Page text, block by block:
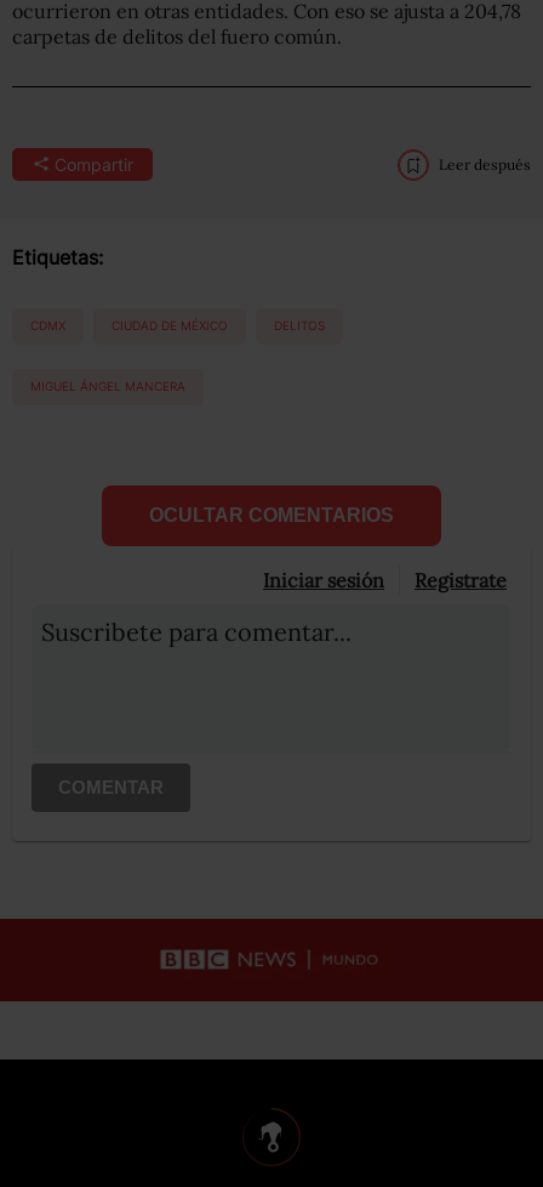
ocurrieron en otras entidades. Con eso se ajusta a 204,78
carpetas de delitos del fuero común.
Compartir Leer después
Etiquetas:
CDMX CIUDAD DE MÉXICO DELITOS
MIGUEL ÁNGEL MANCERA
OCULTAR COMENTARIOS
Iniciar sesión Registrate
Suscribete para comentar...
COMENTAR